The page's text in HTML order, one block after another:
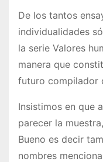
De los tantos
individualidades
la serie Valores
manera que
futuro compilador
Insistimos en que
parecer la
Bueno es decir
nombres